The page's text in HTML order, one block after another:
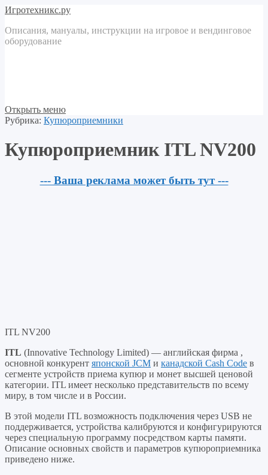
Игротехникс.ру
Описания, мануалы, инструкции на игровое и вендинговое
оборудование
Открыть меню
Рубрика: Купюроприемники
Купюроприемник ITL NV200
--- Ваша реклама может быть тут ---
ITL NV200
ITL (Innovative Technology Limited) — английская фирма ,
основной конкурент японской JCM и канадской Cash Code в
сегменте устройств приема купюр и монет высшей ценовой
категории. ITL имеет несколько представительств по всему
миру, в том числе и в России.
В этой модели ITL возможность подключения через USB не
поддерживается, устройства калибруются и конфигурируются
через специальную программу посредством карты памяти.
Описание основных свойств и параметров купюроприемника
приведено ниже.